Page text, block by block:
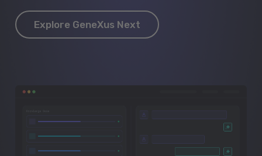
Explore GeneXus Next